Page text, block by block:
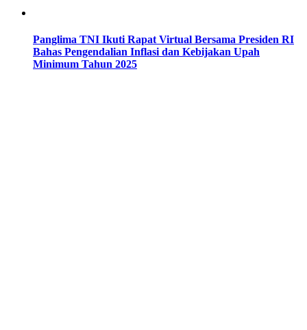
Panglima TNI Ikuti Rapat Virtual Bersama Presiden RI
Bahas Pengendalian Inflasi dan Kebijakan Upah
Minimum Tahun 2025